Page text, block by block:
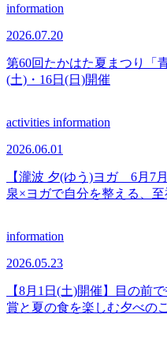
information
2026.07.20
第60回たかはた夏まつり「
(土)・16日(日)開催
activities information
2026.06.01
【瀧波 夕(ゆう)ヨガ 6月7
泉×ヨガで自分を整える、
information
2026.05.23
【8月1日(土)開催】目の前
賞と夏の食を楽しむ夕べの